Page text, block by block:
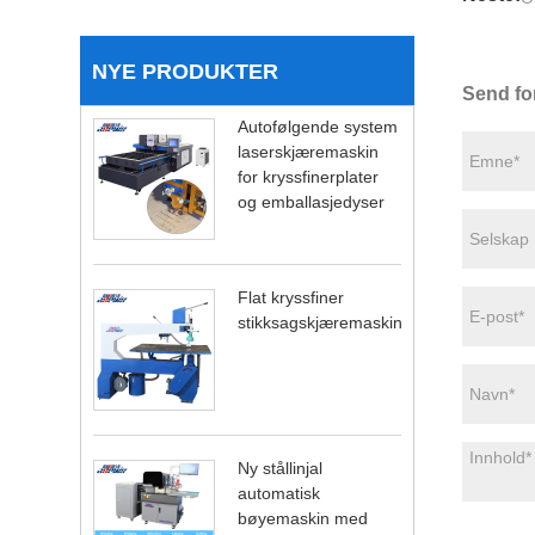
NYE PRODUKTER
Autofølgende system
laserskjæremaskin
for kryssfinerplater
og emballasjedyser
Flat kryssfiner
stikksagskjæremaskin
Ny stållinjal
automatisk
bøyemaskin med
Send